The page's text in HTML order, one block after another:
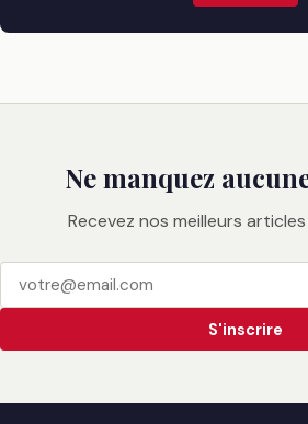
Ne manquez
Recevez nos meilleurs
S'inscrire